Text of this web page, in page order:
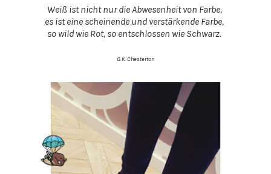
Weiß ist nicht nur die Abwesenheit von Farbe,
es ist eine scheinende und verstärkende Farbe,
so wild wie Rot, so entschlossen wie Schwarz.
G.K. Chesterton